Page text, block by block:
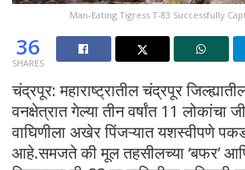
Man-Eating Tigress T-83 Successfully
36
SHARES
चंद्रपूर: महाराष्ट्रातील चंद्रपूर
वनक्षेत्रात गेल्या तीन वर्षांत 11 लोकांचा
वाघिणीला अखेर पिंजऱ्यात यशस्वीपणे
आहे.समजते की मूल तहसीलच्या ‘बफर’ आणि